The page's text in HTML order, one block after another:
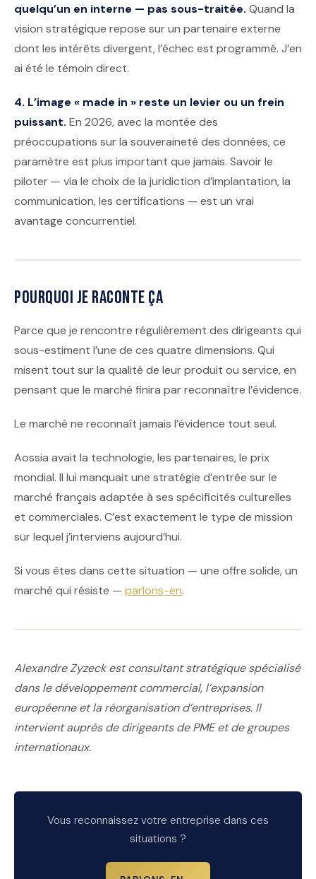
quelqu’un en interne — pas sous-traitée. Quand la
vision stratégique repose sur un partenaire externe
dont les intérêts divergent, l’échec est programmé. J’en
ai été le témoin direct.
4. L’image « made in » reste un levier ou un frein
puissant. En 2026, avec la montée des
préoccupations sur la souveraineté des données, ce
paramètre est plus important que jamais. Savoir le
piloter — via le choix de la juridiction d’implantation, la
communication, les certifications — est un vrai
avantage concurrentiel.
Pourquoi je raconte ça
Parce que je rencontre régulièrement des dirigeants qui
sous-estiment l’une de ces quatre dimensions. Qui
misent tout sur la qualité de leur produit ou service, en
pensant que le marché finira par reconnaître l’évidence.
Le marché ne reconnaît jamais l’évidence tout seul.
Aossia avait la technologie, les partenaires, le prix
mondial. Il lui manquait une stratégie d’entrée sur le
marché français adaptée à ses spécificités culturelles
et commerciales. C’est exactement le type de mission
sur lequel j’interviens aujourd’hui.
Si vous êtes dans cette situation — une offre solide, un
marché qui résiste — parlons-en.
Alexandre Zyzeck est consultant stratégique spécialisé
dans le développement commercial, l’expansion
européenne et la réorganisation d’entreprises. Il
intervient auprès de dirigeants de PME et de groupes
internationaux.
Vous reconnaissez votre entreprise dans ces
situations ?